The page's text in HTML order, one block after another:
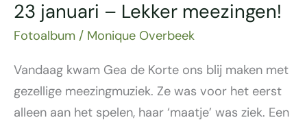
23 januari – Lekker meezingen!
Fotoalbum / Monique Overbeek
Vandaag kwam Gea de Korte ons blij maken met
gezellige meezingmuziek. Ze was voor het eerst
alleen aan het spelen, haar ‘maatje’ was ziek. Een